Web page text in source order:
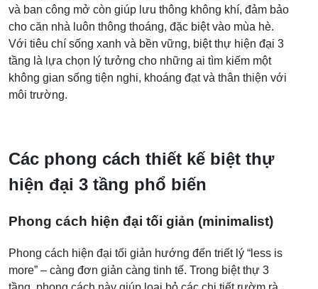
và ban công mở còn giúp lưu thông không khí, đảm bảo
cho căn nhà luôn thông thoáng, đặc biệt vào mùa hè.
Với tiêu chí sống xanh và bền vững, biệt thự hiện đại 3
tầng là lựa chọn lý tưởng cho những ai tìm kiếm một
không gian sống tiện nghi, khoáng đạt và thân thiện với
môi trường.
Các phong cách thiết kế biệt thự
hiện đại 3 tầng phổ biến
Phong cách hiện đại tối giản (minimalist)
Phong cách hiện đại tối giản hướng đến triết lý “less is
more” – càng đơn giản càng tinh tế. Trong biệt thự 3